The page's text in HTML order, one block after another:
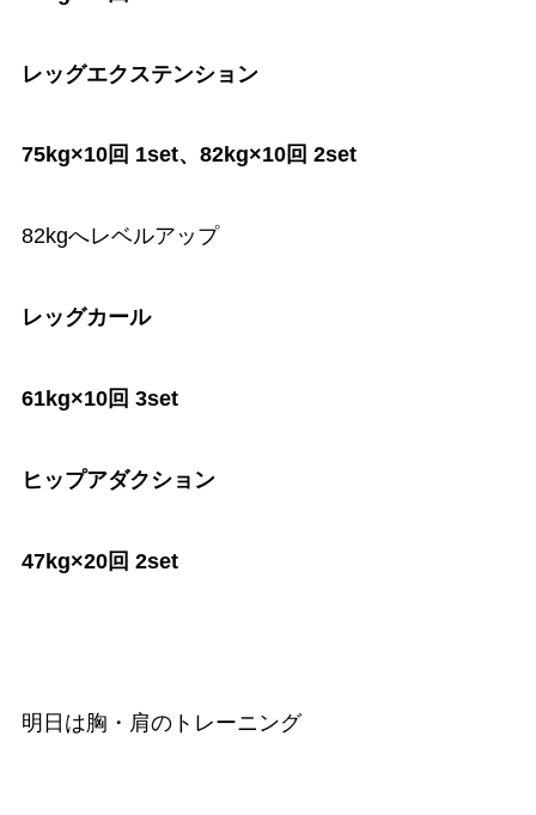
レッグエクステンション
75kg×10回 1set、82kg×10回 2set
82kgへレベルアップ
レッグカール
61kg×10回 3set
ヒップアダクション
47kg×20回 2set
明日は胸・肩のトレーニング